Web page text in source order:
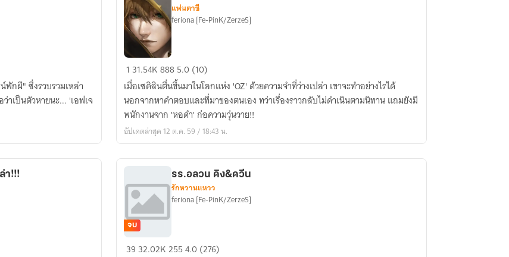
กผี" ซึ่งรวบรวมเหล่า
เป็นตัวหายนะ... 'เอฟเจ
Time
To
Tales
นิทาน...นิทรา
Vol.5
-
เทา
แฟนตาซี
feriona [Fe-PinK/ZerzeS]
1 31.54K8885.0 (10)
เมื่อเซคิลินตื่นขึ้นมาในโลกแห่ง 'OZ' ด้วยความจำที่ว่างเปล่า เขาจะทำอย่างไรได้
นอกจากหาคำตอบและที่มาของตนเอง ทว่าเรื่องราวกลับไม่ดำเนินตามนิทาน แถมยังมี
พนักงานจาก 'หอดำ' ก่อความวุ่นวาย!!
อัปเดตล่าสุด 12 ต.ค. 59 / 18:43 น.
า!!!
รร.อลวน
จบ
รร.อลวน คิง&ควีน
รักหวานแหวว
feriona [Fe-PinK/ZerzeS]
39 32.02K2554.0 (276)